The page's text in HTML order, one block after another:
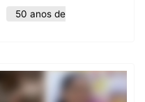
50 anos de